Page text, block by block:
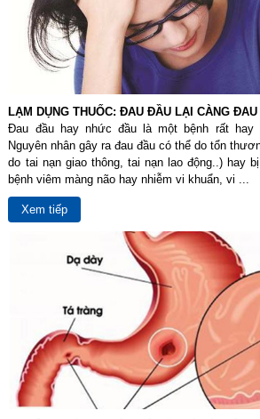
LẠM DỤNG THUỐC: ĐAU ĐẦU LẠI CÀNG ĐAU
Đau đầu hay nhức đầu là một bệnh rất
Nguyên nhân gây ra đau đầu có thể do tổn
do tai nạn giao thông, tai nạn lao động..) hay
bệnh viêm màng não hay nhiễm vi khuẩn, vi ...
Xem tiếp